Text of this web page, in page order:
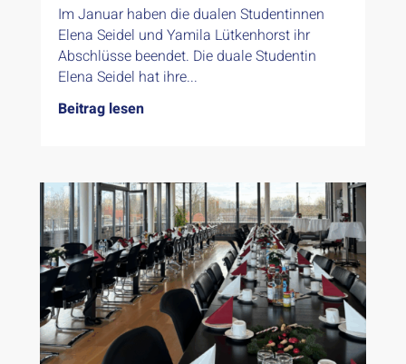
Im Januar haben die dualen Studentinnen
Elena Seidel und Yamila Lütkenhorst ihr
Abschlüsse beendet. Die duale Studentin
Elena Seidel hat ihre...
Beitrag lesen